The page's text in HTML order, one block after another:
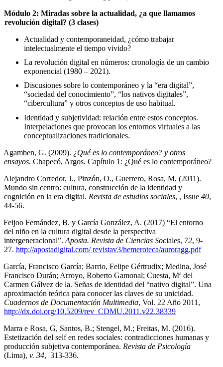
Módulo 2: Miradas sobre la actualidad, ¿a que llamamos
revolución digital? (3 clases)
Actualidad y contemporaneidad, ¿cómo trabajar
intelectualmente el tiempo vivido?
La revolución digital en números: cronología de un cambio
exponencial (1980 – 2021).
Discusiones sobre lo contemporáneo y la “era digital”,
“sociedad del conocimiento”, “los nativos digitales”,
“cibercultura” y otros conceptos de uso habitual.
Identidad y subjetividad: relación entre estos conceptos.
Interpelaciones que provocan los entornos virtuales a las
conceptualizaciones tradicionales.
Agamben, G. (2009). ¿Qué es lo contemporáneo? y otros
ensayos. Chapecó, Argos. Capítulo 1: ¿Qué es lo contemporáneo?
Alejandro Corredor, J., Pinzón, O., Guerrero, Rosa, M, (2011).
Mundo sin centro: cultura, construcción de la identidad y
cognición en la era digital. Revista de estudios sociales, , Issue 40,
44-56.
Feijoo Fernández, B. y García González, A. (2017) “El entorno
del niño en la cultura digital desde la perspectiva
intergeneracional”. Aposta. Revista de Ciencias Sociales, 72, 9-
27. http://apostadigital.com/revistav3/hemeroteca/auroragg.pdf
García, Francisco García; Barrio, Felipe Gértrudix; Medina, José
Francisco Durán; Arroyo, Roberto Gamonal; Cuesta, Mª del
Carmen Gálvez de la. Señas de identidad del “nativo digital”. Una
aproximación teórica para conocer las claves de su unicidad.
Cuadernos de Documentación Multimedia, Vol. 22 Año 2011,
http://dx.doi.org/10.5209/rev_CDMU.2011.v22.38339
Marra e Rosa, G, Santos, B.; Stengel, M.; Freitas, M. (2016).
Estetización del self en redes sociales: contradicciones humanas y
producción subjetiva contemporánea. Revista de Psicología
(Lima), v. 34, 313-336.